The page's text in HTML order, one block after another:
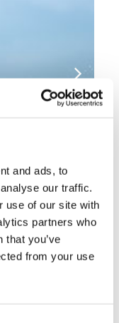
and ads, to
our traffic.
use of our site with
partners who
that you’ve
from your use